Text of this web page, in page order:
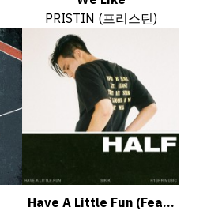
PRISTIN (프리스틴)
Have A Little Fun (Fea...